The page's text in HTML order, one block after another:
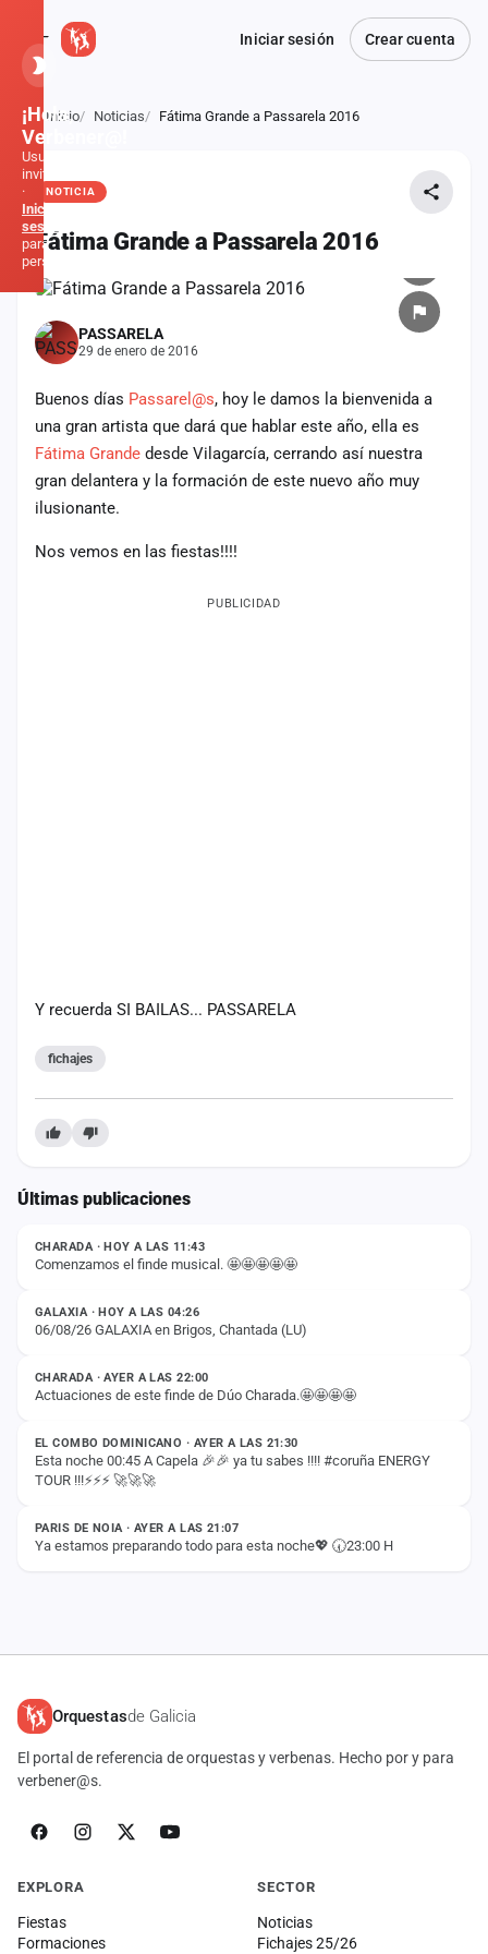
Iniciar sesión Crear cuenta
Atrás
Inicio Noticias Fátima Grande a Passarela 2016
NOTICIA
Fátima Grande a Passarela 2016
PASSARELA
29 de enero de 2016
Buenos días Passarel@s, hoy le damos la bienvenida a
una gran artista que dará que hablar este año, ella es
Fátima Grande desde Vilagarcía, cerrando así nuestra
gran delantera y la formación de este nuevo año muy
ilusionante.
Nos vemos en las fiestas!!!!
PUBLICIDAD
Y recuerda SI BAILAS... PASSARELA
fichajes
Últimas publicaciones
ESTADO
CHARADA · HOY A LAS 11:43
Comenzamos el finde musical. 🤩🤩🤩🤩🤩
ESTADO
GALAXIA · HOY A LAS 04:26
06/08/26 GALAXIA en Brigos, Chantada (LU)
ESTADO
CHARADA · AYER A LAS 22:00
Actuaciones de este finde de Dúo Charada.🤩🤩🤩🤩
ESTADO
EL COMBO DOMINICANO · AYER A LAS 21:30
Esta noche 00:45 A Capela 🎉🎉 ya tu sabes !!!! #coruña ENERGY
TOUR !!!⚡️⚡️⚡️ 🚀🚀🚀
ESTADO
PARIS DE NOIA · AYER A LAS 21:07
Ya estamos preparando todo para esta noche💖 🕢23:00 H
Orquestasde Galicia
El portal de referencia de orquestas y verbenas. Hecho por y para
verbener@s.
EXPLORA
Fiestas
Formaciones
SECTOR
Noticias
Fichajes 25/26
¡Hola,
Verbener@!
Usuario
invitado
·
Inicia
sesión
para
personalizar
Inicio
Formaciones
Fiestas
fiestas